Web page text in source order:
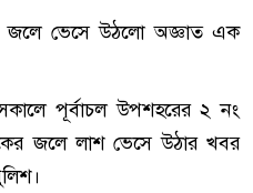
জলে ভেসে উঠলো অজ্ঞাত এক
পূর্বাচল উপশহরের ২ নং
জলে লাশ ভেসে উঠার খবর